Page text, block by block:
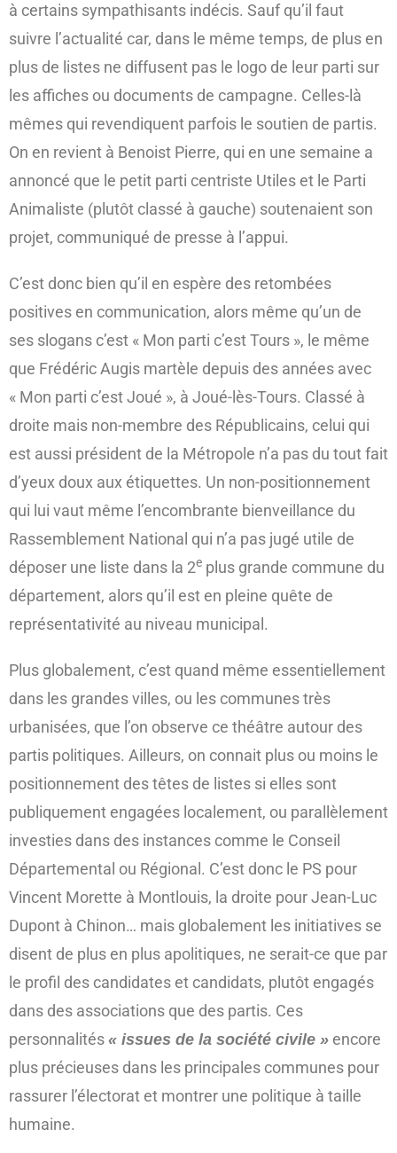
à certains sympathisants indécis. Sauf qu’il faut
suivre l’actualité car, dans le même temps, de plus en
plus de listes ne diffusent pas le logo de leur parti sur
les affiches ou documents de campagne. Celles-là
mêmes qui revendiquent parfois le soutien de partis.
On en revient à Benoist Pierre, qui en une semaine a
annoncé que le petit parti centriste Utiles et le Parti
Animaliste (plutôt classé à gauche) soutenaient son
projet, communiqué de presse à l’appui.
C’est donc bien qu’il en espère des retombées
positives en communication, alors même qu’un de
ses slogans c’est « Mon parti c’est Tours », le même
que Frédéric Augis martèle depuis des années avec
« Mon parti c’est Joué », à Joué-lès-Tours. Classé à
droite mais non-membre des Républicains, celui qui
est aussi président de la Métropole n’a pas du tout fait
d’yeux doux aux étiquettes. Un non-positionnement
qui lui vaut même l’encombrante bienveillance du
Rassemblement National qui n’a pas jugé utile de
déposer une liste dans la 2e plus grande commune du
département, alors qu’il est en pleine quête de
représentativité au niveau municipal.
Plus globalement, c’est quand même essentiellement
dans les grandes villes, ou les communes très
urbanisées, que l’on observe ce théâtre autour des
partis politiques. Ailleurs, on connait plus ou moins le
positionnement des têtes de listes si elles sont
publiquement engagées localement, ou parallèlement
investies dans des instances comme le Conseil
Départemental ou Régional. C’est donc le PS pour
Vincent Morette à Montlouis, la droite pour Jean-Luc
Dupont à Chinon… mais globalement les initiatives se
disent de plus en plus apolitiques, ne serait-ce que par
le profil des candidates et candidats, plutôt engagés
dans des associations que des partis. Ces
personnalités « issues de la société civile » encore
plus précieuses dans les principales communes pour
rassurer l’électorat et montrer une politique à taille
humaine.